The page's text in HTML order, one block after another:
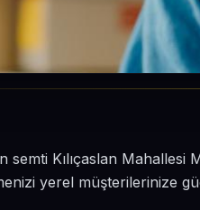
semti Kılıçaslan
yerel müşterilerinize